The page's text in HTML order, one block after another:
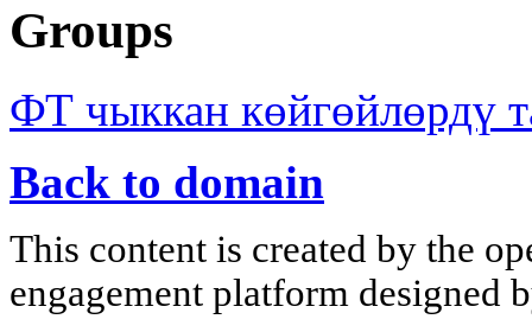
Groups
ФТ чыккан көйгөйлөрдү
Back to domain
This content is created by the
engagement platform designed